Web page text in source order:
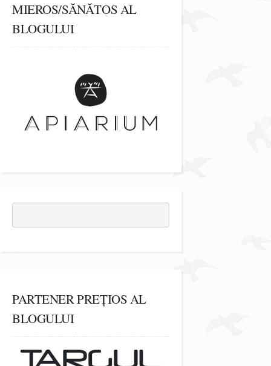
MIEROS/SĂNĂTOS AL
BLOGULUI
PARTENER PREȚIOS AL
BLOGULUI